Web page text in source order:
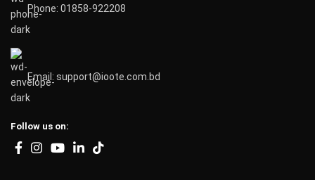
Phone: 01858-922208
Email: support@ioote.com.bd
Follow us on: